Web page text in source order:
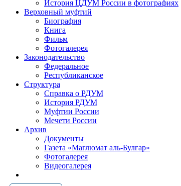
История ЦДУМ России в фотографиях
Верховный муфтий
Биография
Книга
Фильм
Фотогалерея
Законодательство
Федеральное
Республиканское
Структура
Справка о РДУМ
История РДУМ
Муфтии России
Мечети России
Архив
Документы
Газета «Маглюмат аль-Булгар»
Фотогалерея
Видеогалерея